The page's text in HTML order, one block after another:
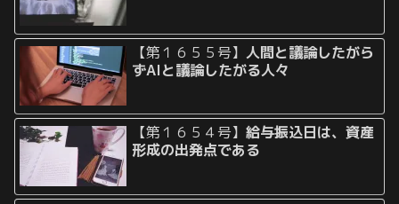
【第１６５５号】人間と議論したがら
ずAIと議論したがる人々
【第１６５４号】給与振込日は、資産
形成の出発点である